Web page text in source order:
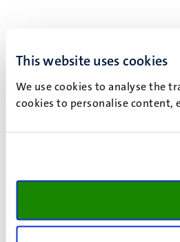
This website uses cookies
We use cookies to analyse the
cookies to personalise content,